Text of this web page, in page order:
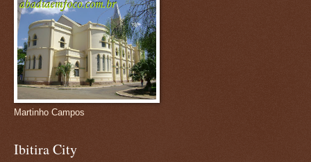
Martinho Campos
Ibitira City